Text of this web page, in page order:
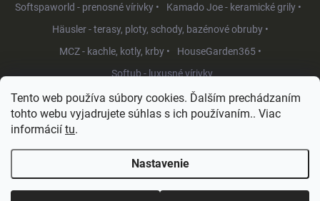
Tento web používa súbory cookies. Ďalším prechádzaním
tohto webu vyjadrujete súhlas s ich používaním.. Viac
informácií tu.
Nastavenie
Softspaworld - prenosné vírivky •
Kamado Joe - keramické grily •
Häusler - terasy, ploty, schody, bazénové obruby •
MCZ - kachle, kotly, krby •
HouseGarden365 •
Softub - luxusné vírivky
Copyright 2026HouseGarden.sk. Všetky práva vyhradené.Upraviť